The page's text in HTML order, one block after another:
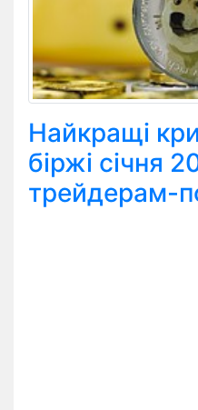
Найкращі
біржі січня
трейдерам-